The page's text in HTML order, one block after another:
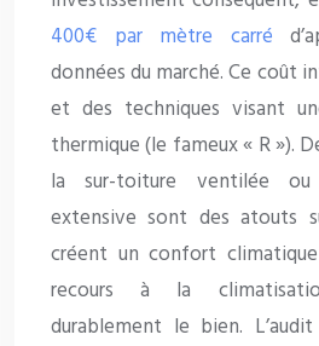
400€ par mètre carré
données du marché. Ce coût
et des techniques visant
thermique (le fameux « R »).
la sur-toiture ventilée
extensive sont des atouts
créent un confort
recours à la
durablement le bien.